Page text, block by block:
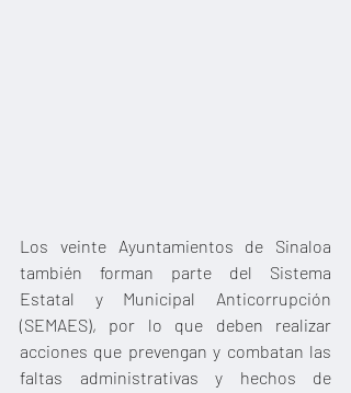
Los veinte Ayuntamientos de Sinaloa
también forman parte del Sistema
Estatal y Municipal Anticorrupción
(SEMAES), por lo que deben realizar
acciones que prevengan y combatan las
faltas administrativas y hechos de